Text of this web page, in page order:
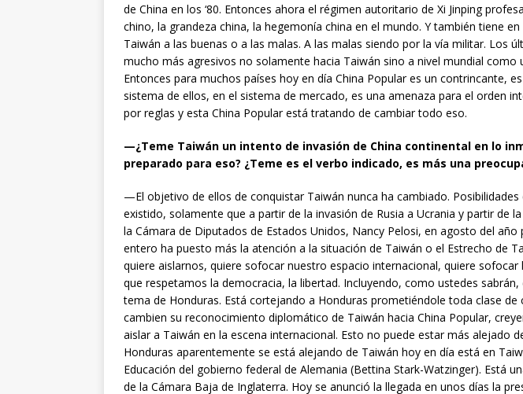
de China en los ‘80. Entonces ahora el régimen autoritario de Xi Jinping
chino, la grandeza china, la hegemonía china en el mundo. Y también tiene
Taiwán a las buenas o a las malas. A las malas siendo por la vía militar. Los
mucho más agresivos no solamente hacia Taiwán sino a nivel mundial como
Entonces para muchos países hoy en día China Popular es un contrincante,
sistema de ellos, en el sistema de mercado, es una amenaza para el orden
por reglas y esta China Popular está tratando de cambiar todo eso.
—¿Teme Taiwán un intento de invasión de China continental en lo
preparado para eso? ¿Teme es el verbo indicado, es más una
—El objetivo de ellos de conquistar Taiwán nunca ha cambiado. Posibilidades
existido, solamente que a partir de la invasión de Rusia a Ucrania y partir de
la Cámara de Diputados de Estados Unidos, Nancy Pelosi, en agosto del año
entero ha puesto más la atención a la situación de Taiwán o el Estrecho de
quiere aislarnos, quiere sofocar nuestro espacio internacional, quiere sofocar
que respetamos la democracia, la libertad. Incluyendo, como ustedes
tema de Honduras. Está cortejando a Honduras prometiéndole toda clase de
cambien su reconocimiento diplomático de Taiwán hacia China Popular,
aislar a Taiwán en la escena internacional. Esto no puede estar más alejado
Honduras aparentemente se está alejando de Taiwán hoy en día está en
Educación del gobierno federal de Alemania (Bettina Stark-Watzinger). Está
de la Cámara Baja de Inglaterra. Hoy se anunció la llegada en unos días la